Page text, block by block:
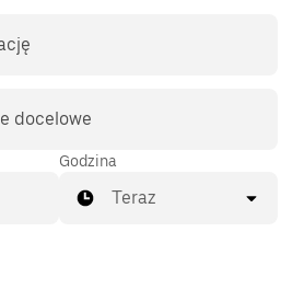
docelowe
Godzina
Teraz